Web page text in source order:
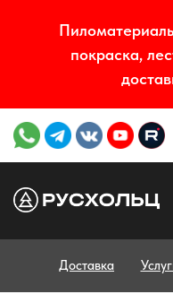
покраска,
Доставка